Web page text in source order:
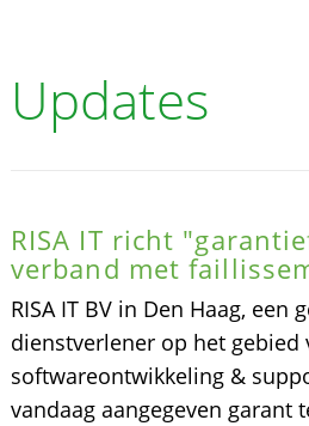
Updates
RISA IT richt
verband met
RISA IT BV in Den Haag, een
dienstverlener op het gebied
softwareontwikkeling &
vandaag aangegeven garant